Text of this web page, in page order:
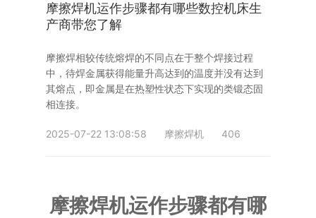
旋弧焊机
惯性摩擦焊机
简易数控铣床
产品视频
行业新闻
案例展示
买球手机登录入口-买球(中国)
摩擦焊机运作步骤都有哪些数控机床生
产商带您了解
摩擦焊相较传统熔焊的不同点在于整个焊接过程
中，待焊金属获得能量升高达到的温度并没有达到
其熔点，即金属是在热塑性状态下实现的类锻态固
相连接。
2025-07-22 13:08:58 摩擦焊机 406
摩擦焊机运作步骤都有哪